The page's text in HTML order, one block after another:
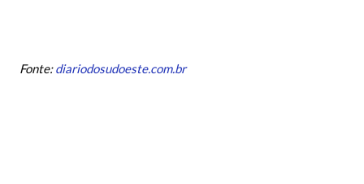
Fonte:diariodosudoeste.com.br